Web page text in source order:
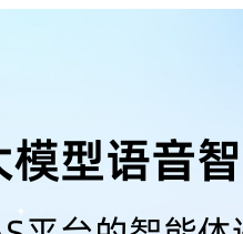
型语音